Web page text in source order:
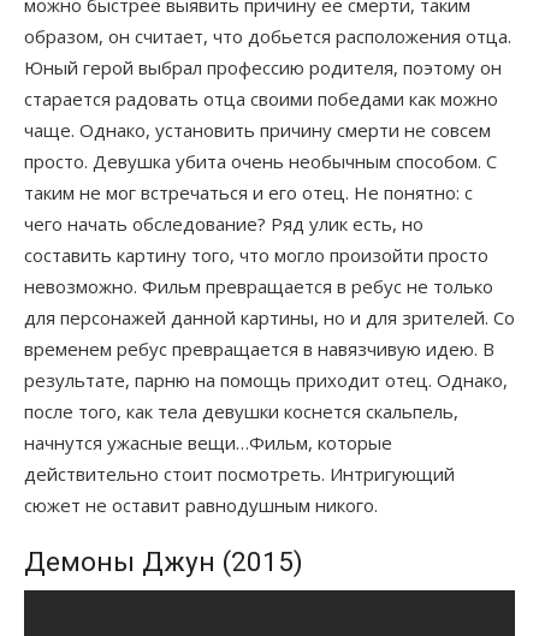
образом, он считает, что добьется расположения отца.
Юный герой выбрал профессию родителя, поэтому он
старается радовать отца своими победами как можно
чаще. Однако, установить причину смерти не совсем
просто. Девушка убита очень необычным способом. С
таким не мог встречаться и его отец. Не понятно: с
чего начать обследование? Ряд улик есть, но
составить картину того, что могло произойти просто
невозможно. Фильм превращается в ребус не только
для персонажей данной картины, но и для зрителей. Со
временем ребус превращается в навязчивую идею. В
результате, парню на помощь приходит отец. Однако,
после того, как тела девушки коснется скальпель,
начнутся ужасные вещи…Фильм, которые
действительно стоит посмотреть. Интригующий
сюжет не оставит равнодушным никого.
Демоны Джун (2015)